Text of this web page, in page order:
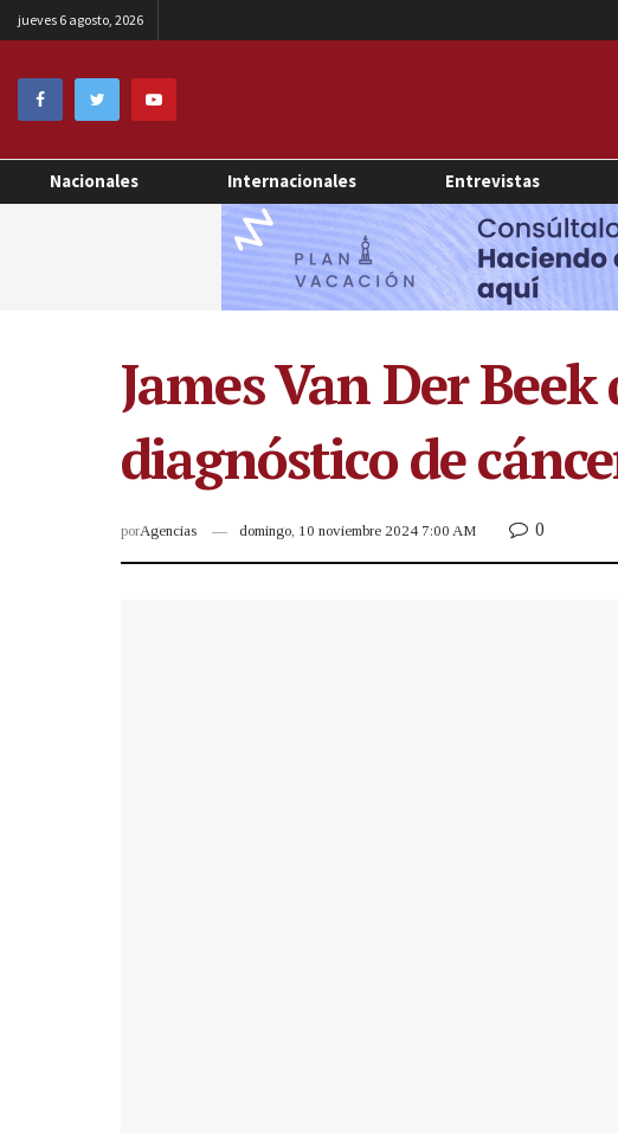
jueves 6 agosto, 2026
Nacionales Internacionales Entrevistas
James Van Der
diagnóstico de
porAgencias domingo, 10 noviembre 2024 7:00 AM 0